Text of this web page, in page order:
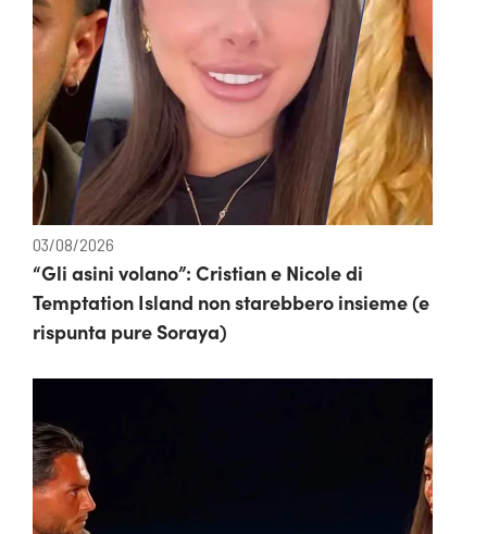
03/08/2026
“Gli asini volano”: Cristian e Nicole di
Temptation Island non starebbero insieme (e
rispunta pure Soraya)